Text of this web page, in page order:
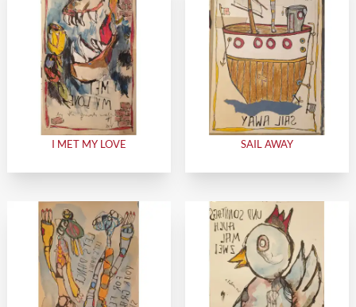
I MET MY LOVE SAIL AWAY